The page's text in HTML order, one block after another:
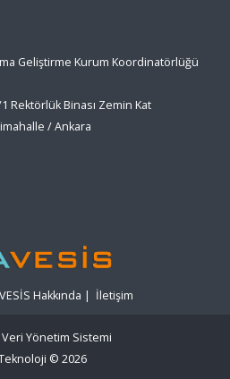
Geliştirme Kurum Koordinatörlüğü
Rektörlük Binası Zemin Kat
/ Ankara
Hakkında | İletişim
Yönetim Sistemi
© 2026